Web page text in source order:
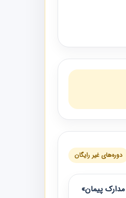
دوره‌های غیر رایگان
پیمان»